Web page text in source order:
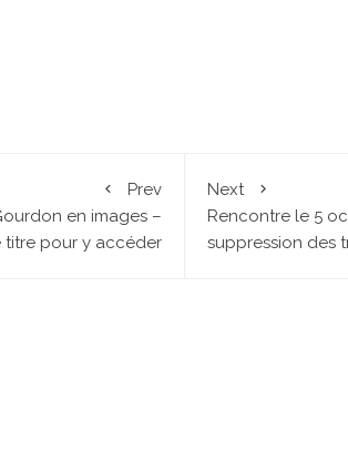
Prev
en images –
titre pour y accéder
Next
Rencontre le 5
suppression des